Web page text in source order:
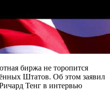
биржа не торопится
Штатов. Об этом заявил
Тенг в интервью